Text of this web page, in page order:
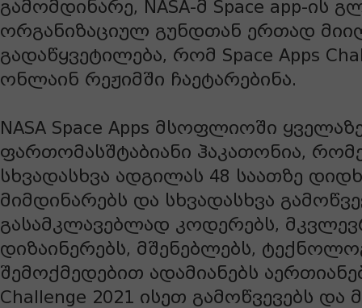
გამომდინარე, NASA-მ Space app-ის
ორგანიზაციულ გუნდთან ერთად
გადაწყვეტილება, რომ Space Apps
ონლაინ რეჟიმში ჩაეტარებინა.
NASA Space Apps მსოფლიოში
ფართომასშტაბიანი ჰაკათონია,
სხვადასხვა ადგილას 48 საათზე
მიმდინარებს და სხვადასხვა
გასამკლავებლად კოდერებს,
დიზაინერებს, მშენებლებს,
შემოქმედებით ადამიანებს
Challenge 2021 ისეთ გამოწვევებს და